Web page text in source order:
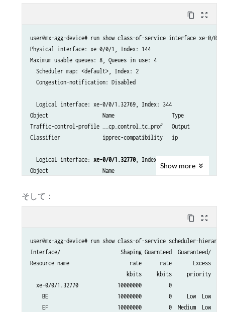
        transmit-rate percent 10;
        buffer-size percent 10;
        priority low;
    }
    EF_SCH_CORE {
        buffer-size percent 40;
        priority medium-low;
    }
    AF_SCH_CORE {
        buffer-size percent 40;
        priority medium-high;
    NC_SCH_CORE {
        transmit-rate percent 10;
    }
}
content_copy zoom_out_map
user@mx-agg-device# run show class-of-service interface xe-0/0/
Physical interface: xe-0/0/1, Index: 144
Maximum usable queues: 8, Queues in use: 4
  Scheduler map: <default>, Index: 2
  Congestion-notification: Disabled
  Logical interface: xe-0/0/1.32769, Index: 344
Object                  Name                   Type
Traffic-control-profile __cp_control_tc_prof   Output
Classifier              ipprec-compatibility   ip
  Logical interface:
xe-0/0/1.32770, Index: 343
Object                  Name                   Type
Show more
そして：
content_copy zoom_out_map
user@mx-agg-device# run show class-of-service scheduler-
Interface/                    Shaping Guarnteed  Guaranteed/
Resource name                    rate      rate       Excess
kbits     kbits     priority
xe-0/0/1.32770             10000000         0
BE                       10000000         0     Low  Low
EF                       10000000         0  Medium  Low